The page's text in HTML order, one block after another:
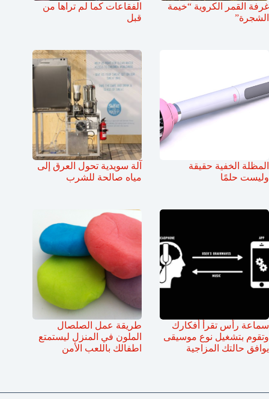
غرفة القمر الكروية “خيمة
الشجرة”
الفقاعات كما لم تراها من
قبل
المظلة الخفية حقيقة
وليست حلمًا
آلة سويدية تحول العرق إلى
مياه صالحة للشرب
سماعة رأس تقرأ أفكارك
وتقوم بتشغيل نوع موسيقى
يوافق حالتك المزاجية
طريقة عمل الصلصال
الملون في المنزل ليستمتع
اطفالك باللعب الأمن